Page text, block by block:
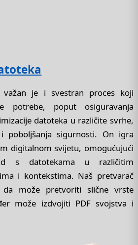
važan je i svestran proces koji
potrebe, poput osiguravanja
datoteka u različite svrhe,
poboljšanja sigurnosti. On igra
digitalnom svijetu, omogućujući
s datotekama u različitim
i kontekstima. Naš pretvarač
može pretvoriti slične vrste
može izdvojiti PDF svojstva i